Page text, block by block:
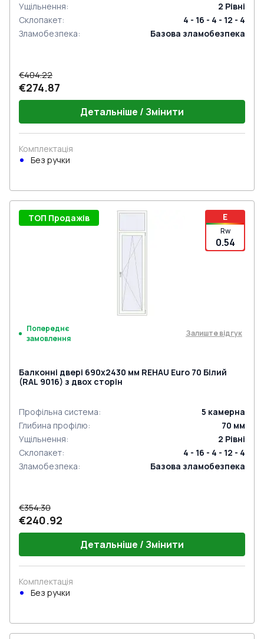
Ущільнення: 2 Рівні
Склопакет:
4 - 16 - 4 - 12 - 4
Зламобезпека: Базова зламобезпека
€404.22
€274.87
Детальніше / Змінити
Комплектація
Без ручки
E
Rw
0.54
ТОП Продажів
Попереднє
замовлення
Залиште відгук
Балконні двері 690x2430 мм REHAU Euro 70 Білий
(RAL 9016) з двох сторін
Профільна система: 5 камерна
Глибина профілю: 70 мм
Ущільнення: 2 Рівні
Склопакет:
4 - 16 - 4 - 12 - 4
Зламобезпека: Базова зламобезпека
€354.30
€240.92
Детальніше / Змінити
Комплектація
Без ручки